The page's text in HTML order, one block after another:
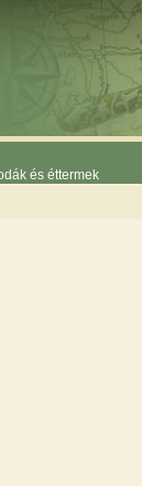
és éttermek